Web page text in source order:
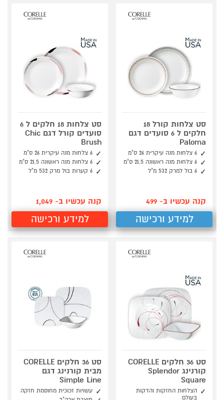
סט צלחות קורל 18
חלקים ל 6 סועדים דגם
Paloma
6 צלחות מנה עיקרית 26 ס"מ
6 צלחות מנה ראשונה 21.5 ס"מ
6 בול למרק 532 מ"ל
קנה עכשיו ב- 499
למידע ורכישה
סט צלחות 18 חלקים ל 6
סועדים קורל דגם Chic
Brush
6 צלחות מנה עיקרית 26 ס"מ
6 צלחות מנה ראשונה 21.5 ס"מ
6 קערות בול מרק 532 מ"ל
קנה עכשיו ב- 1,049
למידע ורכישה
סט 36 חלקים CORELLE
קורנינג Splendor
Square
הצלחות החזקות והדקות
בעולם
סט 36 חלקים CORELLE
מבית קורנינג דגם
Simple Line
עשויות זכוכית מחוסמת חזקה